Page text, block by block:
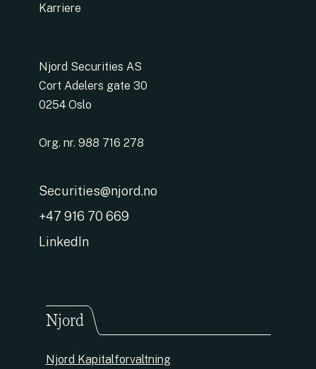
Karriere
Njord Securities AS
Cort Adelers gate 30
0254 Oslo
Org. nr. 988 716 278
Securities@njord.no
+47 916 70 669
LinkedIn
Njord
Njord Kapitalforvaltning